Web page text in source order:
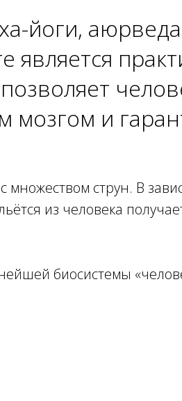
йоги,
и
множеством струн. В
из человека
биосистемы